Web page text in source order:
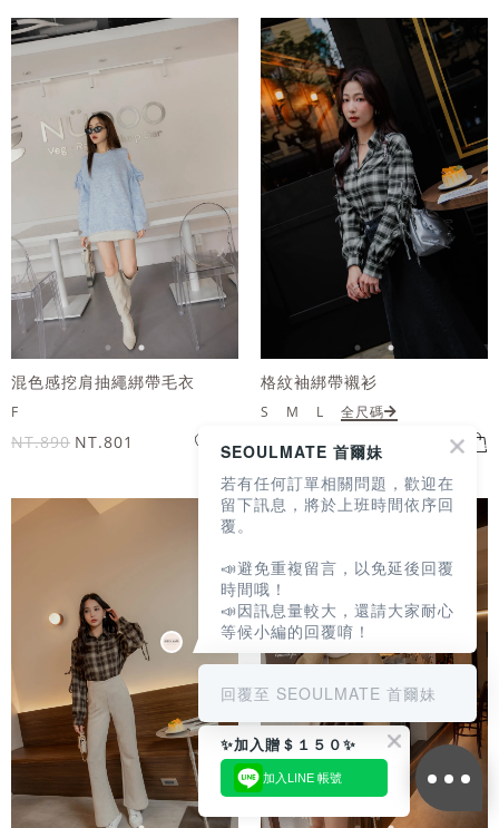
混色感挖肩抽繩綁帶毛衣
F
NT.890 NT.801
格紋袖綁帶襯衫
S M L 全尺碼
NT.790 NT.711
✨加入贈＄１５０✨
加入LINE 帳號
SEOULMATE 首爾妹
若有任何訂單相關問題，歡迎在
留下訊息，將於上班時間依序回
覆。
📣避免重複留言，以免延後回覆
時間哦！
📣因訊息量較大，還請大家耐心
等候小編的回覆唷！
回覆至 SEOULMATE 首爾妹